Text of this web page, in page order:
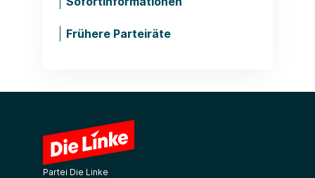
Frühere Parteiräte
Partei Die Linke